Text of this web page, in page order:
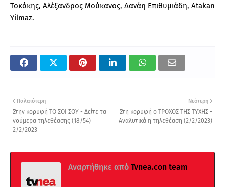
Τοκάκης, Αλέξανδρος Μούκανος, Δανάη Επιθυμιάδη, Atakan
Yilmaz.
Νεότερη
Στη κορυφή ο ΤΡΟΧΟΣ ΤΗΣ ΤΥΧΗΣ -
Αναλυτικά η τηλεθέαση (2/2/2023)
Παλαιότερη
Στην κορυφή ΤΟ ΣΟΙ ΣΟΥ - Δείτε τα
νούμερα τηλεθέασης (18/54)
2/2/2023
Αναρτήθηκε από Tvnea.con team